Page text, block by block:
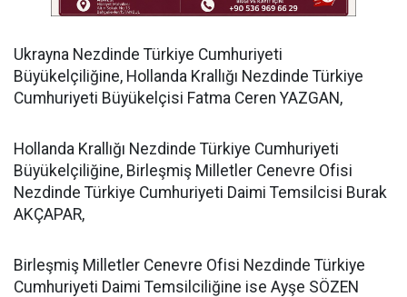
​Ukrayna Nezdinde Türkiye Cumhuriyeti
Büyükelçiliğine, Hollanda Krallığı Nezdinde Türkiye
Cumhuriyeti Büyükelçisi Fatma Ceren YAZGAN,
​Hollanda Krallığı Nezdinde Türkiye Cumhuriyeti
Büyükelçiliğine, Birleşmiş Milletler Cenevre Ofisi
Nezdinde Türkiye Cumhuriyeti Daimi Temsilcisi Burak
AKÇAPAR,
​Birleşmiş Milletler Cenevre Ofisi Nezdinde Türkiye
Cumhuriyeti Daimi Temsilciliğine ise Ayşe SÖZEN